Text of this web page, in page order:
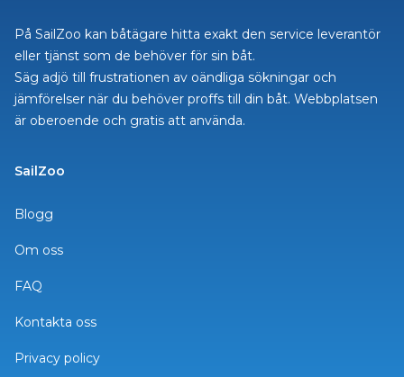
På SailZoo kan båtägare hitta exakt den service leverantör
eller tjänst som de behöver för sin båt.
Säg adjö till frustrationen av oändliga sökningar och
jämförelser när du behöver proffs till din båt. Webbplatsen
är oberoende och gratis att använda.
SailZoo
Blogg
Om oss
FAQ
Kontakta oss
Privacy policy